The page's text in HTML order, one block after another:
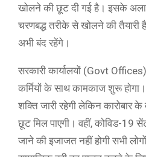
खोलने की छूट दी गई है। इसके
चरणबद्ध तरीके से खोलने की
अभी बंद रहेंगे।
सरकारी कार्यालयों (Govt
कर्मियों के साथ कामकाज शुरू
शक्ति जारी रहेगी लेकिन कारोबार के
छूट मिल पाएगी। वहीं, कोविड-19
जाने की इजाजत नहीं होगी सभी